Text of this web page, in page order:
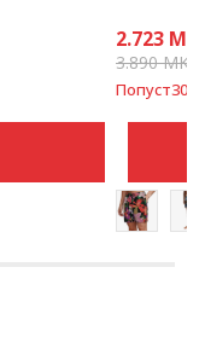
2.723
3.890MKD
Попуст30